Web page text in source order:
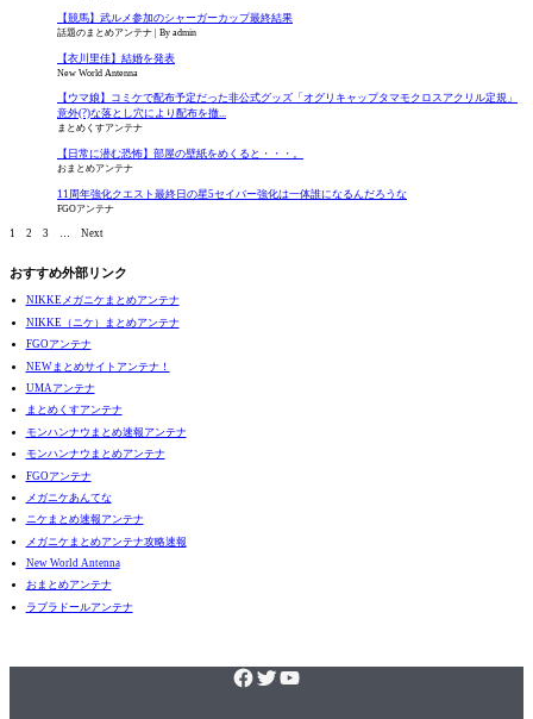
【競馬】武ルメ参加のシャーガーカップ最終結果
話題のまとめアンテナ By admin
【衣川里佳】結婚を発表
New World Antenna
【ウマ娘】コミケで配布予定だった非公式グッズ「オグリキャップタマモクロスアクリル定規」
意外(?)な落とし穴により配布を撤...
まとめくすアンテナ
【日常に潜む恐怖】部屋の壁紙をめくると・・・。
おまとめアンテナ
11周年強化クエスト最終日の星5セイバー強化は一体誰になるんだろうな
FGOアンテナ
1 2 3 … Next
おすすめ外部リンク
NIKKEメガニケまとめアンテナ
NIKKE（ニケ）まとめアンテナ
FGOアンテナ
NEWまとめサイトアンテナ！
UMAアンテナ
まとめくすアンテナ
モンハンナウまとめ速報アンテナ
モンハンナウまとめアンテナ
FGOアンテナ
メガニケあんてな
ニケまとめ速報アンテナ
メガニケまとめアンテナ攻略速報
New World Antenna
おまとめアンテナ
ラブラドールアンテナ